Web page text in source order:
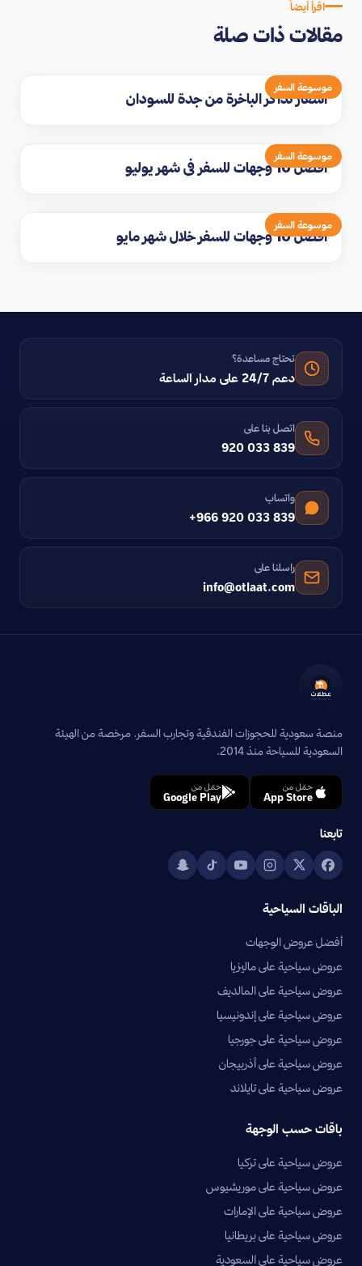
اقرأ أيضاً
مقالات ذات صلة
موسوعة السفر
اسعار تذاكر الباخرة من جدة للسودان
موسوعة السفر
افضل 10 وجهات للسفر في شهر يوليو
موسوعة السفر
افضل 10 وجهات للسفر خلال شهر مايو
تحتاج مساعدة؟
دعم 24/7 على مدار الساعة
اتصل بنا على
920 033 839
واتساب
+966 920 033 839
راسلنا على
info@otlaat.com
منصة سعودية للحجوزات الفندقية وتجارب السفر. مرخصة من الهيئة
السعودية للسياحة منذ 2014.
حمّل من
App Store
حمّل من
Google Play
تابعنا
الباقات السياحية
أفضل عروض الوجهات
عروض سياحية على ماليزيا
عروض سياحية على المالديف
عروض سياحية على إندونيسيا
عروض سياحية على جورجيا
عروض سياحية على أذربيجان
عروض سياحية على تايلاند
باقات حسب الوجهة
عروض سياحية على تركيا
عروض سياحية على موريشيوس
عروض سياحية على الإمارات
عروض سياحية على بريطانيا
عروض سياحية على السعودية